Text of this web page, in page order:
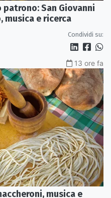
San Giovanni
e ricerca
Condividi su:
13 ore fa
musica e